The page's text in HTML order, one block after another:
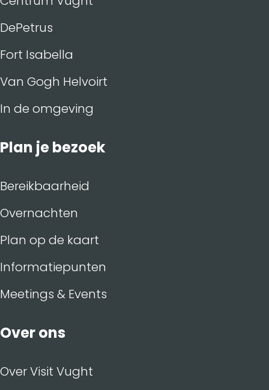
DePetrus
Fort Isabella
Van Gogh Helvoirt
In de omgeving
Plan je bezoek
Bereikbaarheid
Overnachten
Plan op de kaart
Informatiepunten
Meetings & Events
Over ons
Over Visit Vught